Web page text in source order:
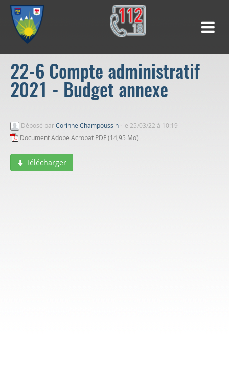
22-6 Compte administratif
2021 - Budget annexe
Déposé parCorinne Champoussin · le 25/03/22 à 10:19
Document Adobe Acrobat PDF (14,95 Mo)
Télécharger